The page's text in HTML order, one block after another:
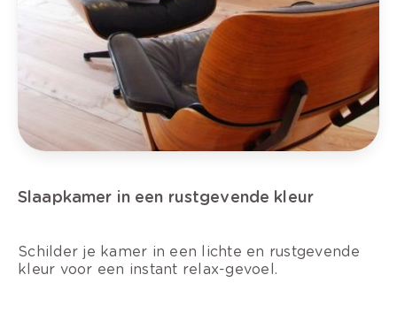
Slaapkamer in een rustgevende kleur
Schilder je kamer in een lichte en rustgevende
kleur voor een instant relax-gevoel.